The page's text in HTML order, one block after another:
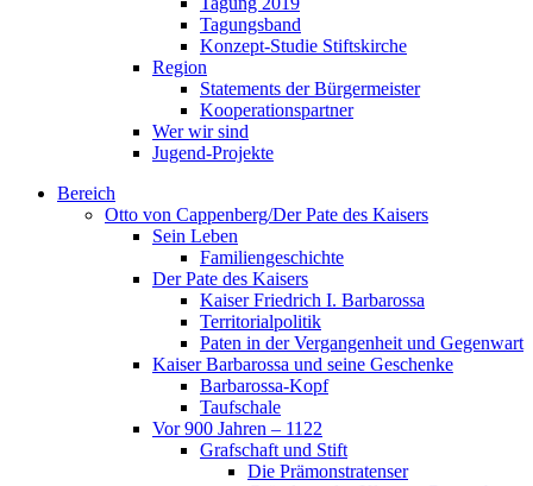
Tagungsband
Konzept-Studie Stiftskirche
Region
Statements der Bürgermeister
Kooperationspartner
Wer wir sind
Jugend-Projekte
Bereich
Otto von Cappenberg/Der Pate des Kaisers
Sein Leben
Familiengeschichte
Der Pate des Kaisers
Kaiser Friedrich I. Barbarossa
Territorialpolitik
Paten in der Vergangenheit und Gegenwart
Kaiser Barbarossa und seine Geschenke
Barbarossa-Kopf
Taufschale
Vor 900 Jahren – 1122
Grafschaft und Stift
Die Prämonstratenser